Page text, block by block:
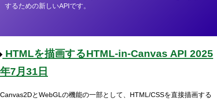
するための新しいAPIです。
HTMLを描画するHTML-in-Canvas API 2025
年7月31日
Canvas2DとWebGLの機能の一部として、HTML/CSSを直接描画する